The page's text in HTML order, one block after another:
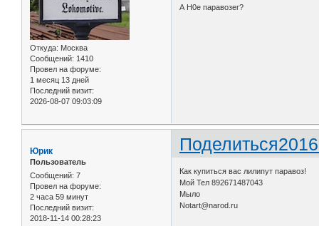
Откуда: Москва
Сообщений: 1410
Провел на форуме:
1 месяц 13 дней
Последний визит:
2026-08-07 09:03:09
А H0e паравозег?
Поделиться
Юрик
Пользователь
Сообщений: 7
Провел на форуме:
2 часа 59 минут
Последний визит:
2018-11-14 00:28:23
Как купиться вас лилипут паравоз!
Мой Тел 892671487043
Мыло
Notart@narod.ru